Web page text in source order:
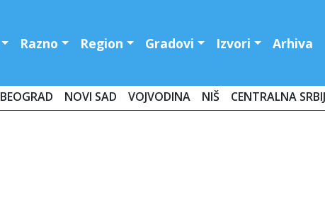
Razno Region Gradovi Izvori Arhiva
BEOGRAD NOVI SAD VOJVODINA NIŠ CENTRALNA